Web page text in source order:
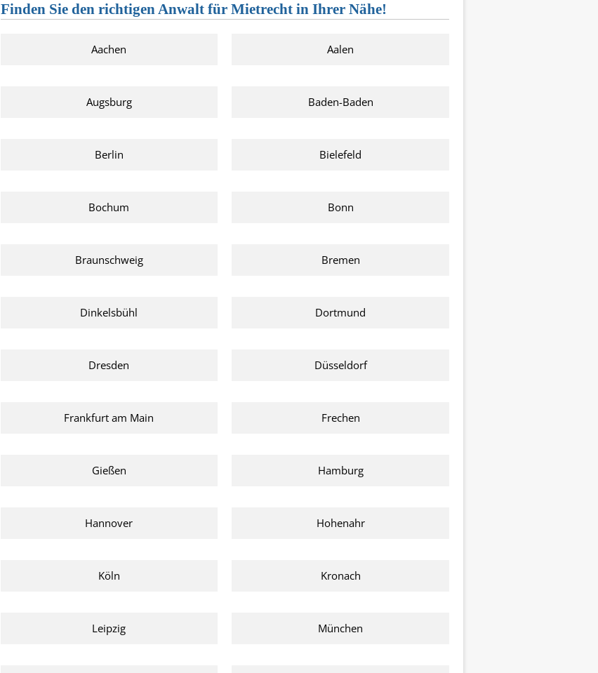
Finden Sie den richtigen Anwalt für Mietrecht in Ihrer Nähe!
Aachen Aalen
Augsburg Baden-Baden
Berlin Bielefeld
Bochum Bonn
Braunschweig Bremen
Dinkelsbühl Dortmund
Dresden Düsseldorf
Frankfurt am Main Frechen
Gießen Hamburg
Hannover Hohenahr
Köln Kronach
Leipzig München